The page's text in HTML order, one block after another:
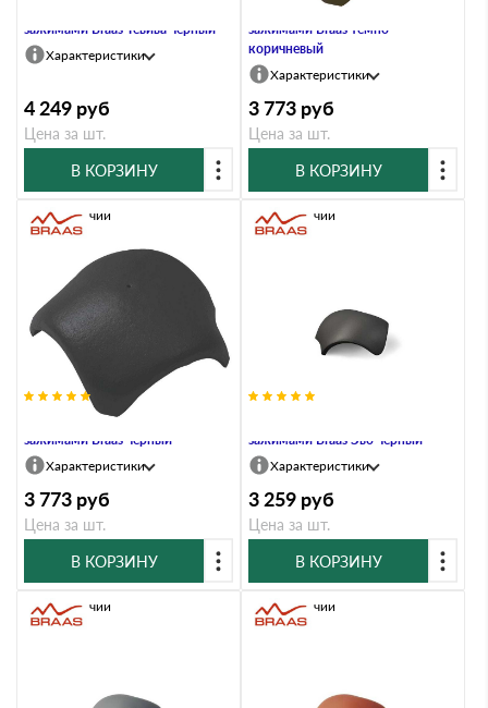
зажимами Braas Тевива черный
Характеристики
4 249 руб
Цена за шт.
В КОРЗИНУ
Вальмовая черепица с 3
зажимами Braas темно-
коричневый
Характеристики
3 773 руб
Цена за шт.
В КОРЗИНУ
Вальмовая черепица с 3
зажимами Braas черный
В наличии
Характеристики
3 773 руб
Цена за шт.
В КОРЗИНУ
зажимами Braas Эво черный
В наличии
Характеристики
3 259 руб
Цена за шт.
В КОРЗИНУ
В наличии В наличии